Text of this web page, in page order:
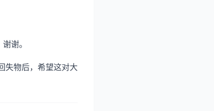
谢。
失物后，希望这对大